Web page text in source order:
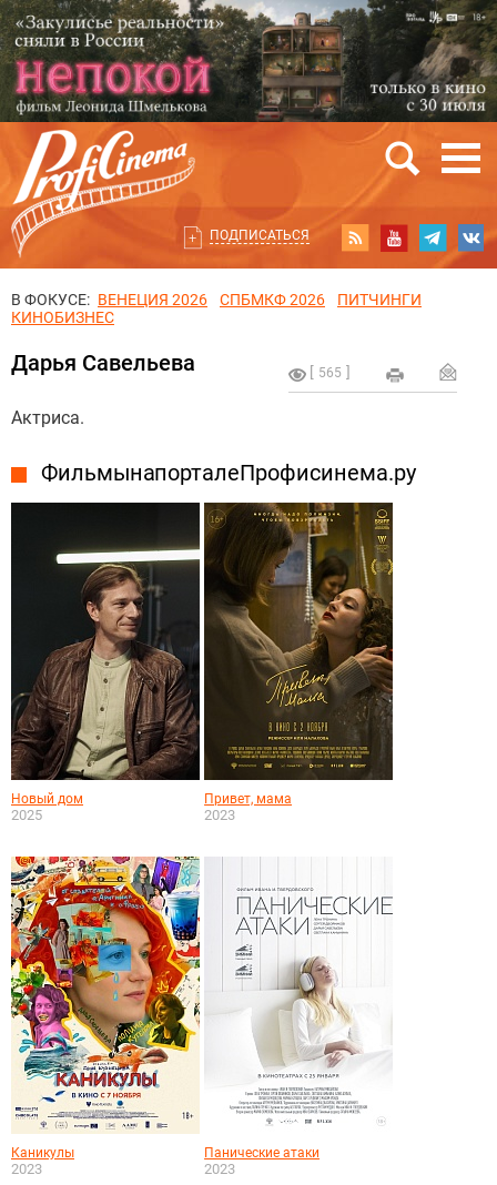
ПОДПИСАТЬСЯ
В ФОКУСЕ: ВЕНЕЦИЯ 2026 СПБМКФ 2026
ПИТЧИНГИ
КИНОБИЗНЕС
565
Дарья Савельева
Актриса.
Фильмы на портале Профисинема.ру
Новый дом
2025
Привет, мама
2023
Каникулы
2023
Панические атаки
2023